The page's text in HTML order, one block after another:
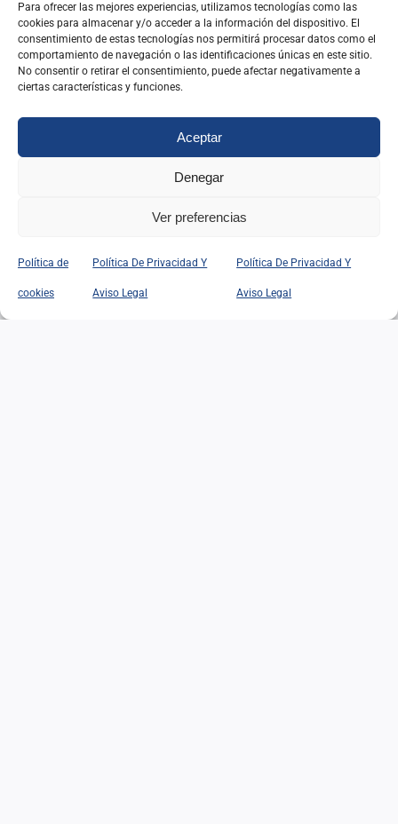
Para ofrecer las mejores experiencias, utilizamos tecnologías como las
cookies para almacenar y/o acceder a la información del dispositivo. El
consentimiento de estas tecnologías nos permitirá procesar datos como el
comportamiento de navegación o las identificaciones únicas en este sitio.
No consentir o retirar el consentimiento, puede afectar negativamente a
ciertas características y funciones.
Aceptar
Denegar
Ver preferencias
Política de
cookies
Política De Privacidad Y
Aviso Legal
Política De Privacidad Y
Aviso Legal
Webs relacionadas
Instituto Nacional de Administración Pública
IR A SU WEB